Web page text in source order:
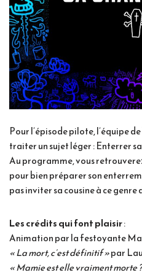
Pour l’épisode pilote, l’équipe
traiter un sujet léger : Enterrer
Au programme, vous
pour bien préparer son
pas inviter sa cousine à ce genre
Les crédits qui font plaisir:
Animation par la festoyante
« La mort, c’est définitif »par
« Mamie est elle vraiment morte